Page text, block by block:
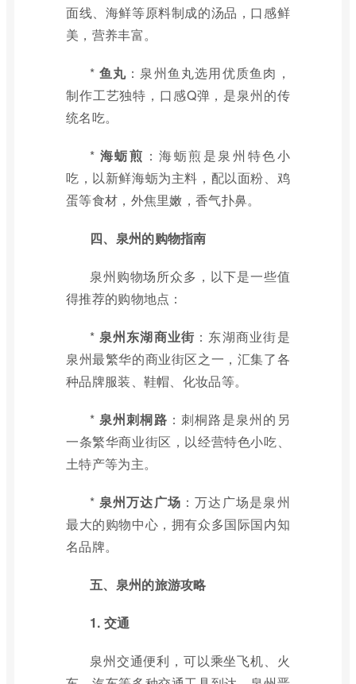
面线、海鲜等原料制成的汤品，口感鲜
美，营养丰富。
* 鱼丸 ：泉州鱼丸选用优质鱼肉，
制作工艺独特，口感Q弹，是泉州的传
统名吃。
* 海蛎煎 ：海蛎煎是泉州特色小
吃，以新鲜海蛎为主料，配以面粉、鸡
蛋等食材，外焦里嫩，香气扑鼻。
四、泉州的购物指南
泉州购物场所众多，以下是一些值
得推荐的购物地点：
* 泉州东湖商业街 ：东湖商业街是
泉州最繁华的商业街区之一，汇集了各
种品牌服装、鞋帽、化妆品等。
* 泉州刺桐路 ：刺桐路是泉州的另
一条繁华商业街区，以经营特色小吃、
土特产等为主。
* 泉州万达广场 ：万达广场是泉州
最大的购物中心，拥有众多国际国内知
名品牌。
五、泉州的旅游攻略
1. 交通
泉州交通便利，可以乘坐飞机、火